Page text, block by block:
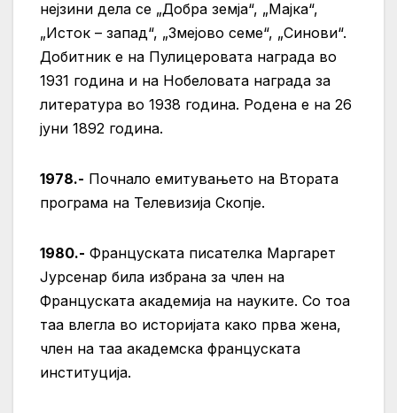
нејзини дела се „Добра земја“, „Мајка“,
„Исток – запад“, „Змејово семе“, „Синови“.
Добитник е на Пулицеровата награда во
1931 година и на Нобеловата награда за
литература во 1938 година. Родена е на 26
јуни 1892 година.
1978.- Почнало емитувањето на Втората
програма на Телевизија Скопје.
1980.- Француската писателка Маргарет
Јурсенар била избрана за член на
Француската академија на науките. Со тоа
таа влегла во историјата како прва жена,
член на таа академска француската
институција.